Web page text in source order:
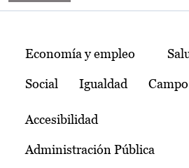
Temas
Economía y empleo
Social Igualdad Campo
Accesibilidad
Administración Pública